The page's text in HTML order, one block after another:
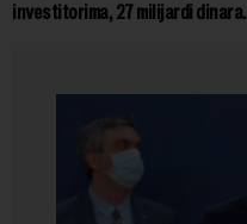
investitorima, 27 milijardi dinara.